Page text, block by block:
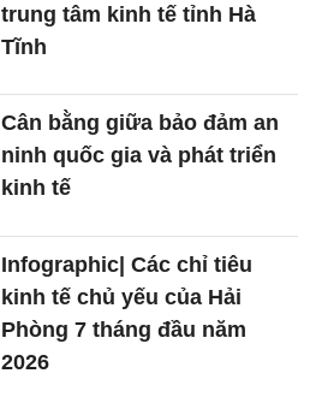
trung tâm kinh tế tỉnh Hà
Tĩnh
Cân bằng giữa bảo đảm an
ninh quốc gia và phát triển
kinh tế
Infographic| Các chỉ tiêu
kinh tế chủ yếu của Hải
Phòng 7 tháng đầu năm
2026